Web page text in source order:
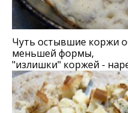
Чуть остывшие коржи
меньшей формы,
"излишки" коржей -